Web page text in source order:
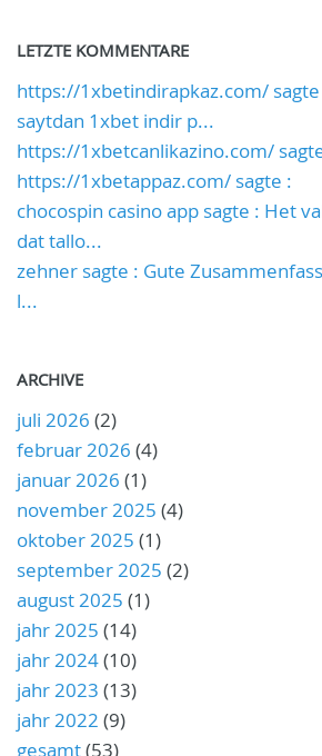
LETZTE KOMMENTARE
https://1xbetindirapkaz.com/ sagte
saytdan 1xbet indir p...
https://1xbetcanlikazino.com/
https://1xbetappaz.com/ sagte :
chocospin casino app sagte : Het
dat tallo...
zehner sagte : Gute
l...
ARCHIVE
juli 2026 (2)
februar 2026 (4)
januar 2026 (1)
november 2025 (4)
oktober 2025 (1)
september 2025 (2)
august 2025 (1)
jahr 2025 (14)
jahr 2024(10)
jahr 2023 (13)
jahr 2022 (9)
gesamt(53)